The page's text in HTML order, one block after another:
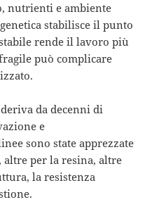
nutrienti e ambiente
stabilisce il punto
rende il lavoro più
può complicare
da decenni di
e
sono state apprezzate
per la resina, altre
la resistenza